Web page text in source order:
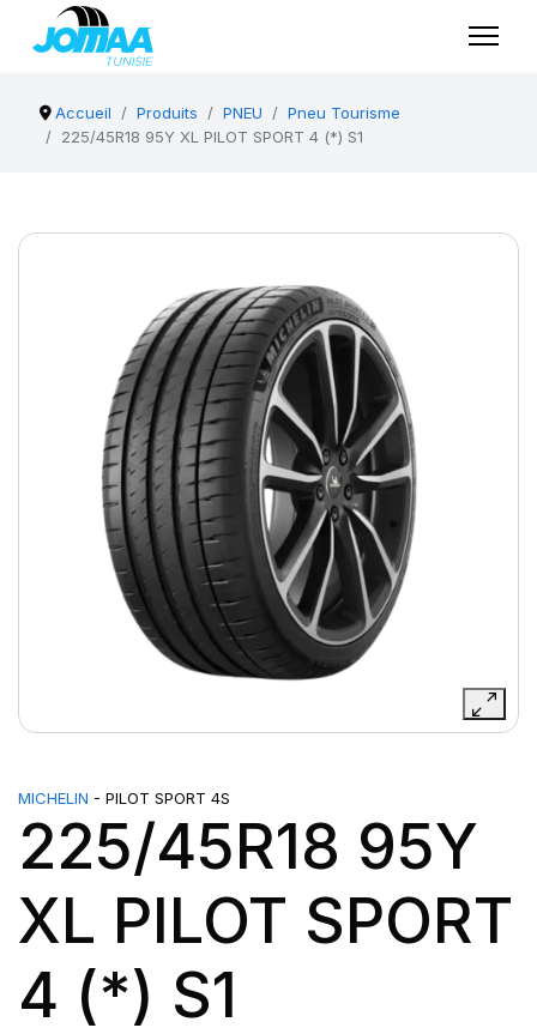
Accueil Produits PNEU
Pneu Tourisme
225/45R18 95Y XL PILOT SPORT 4 (*) S1
MICHELIN - PILOT SPORT 4S
225/45R18 95Y
XL PILOT SPORT
4 (*) S1